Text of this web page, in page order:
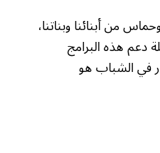
من أبنائنا وبناتنا،
دعم هذه البرامج
في الشباب هو